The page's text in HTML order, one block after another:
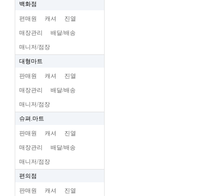
백화점
편매원 캐셔 진열
매장관리 배달/배송
매니저/점장
대형마트
판매원 캐셔 진열
매장관리 배달/배송
매니저/점장
슈펴.마트
판매원 캐셔 진열
매장관리 배달/배송
매니저/점장
편의점
판매원 캐셔 진열